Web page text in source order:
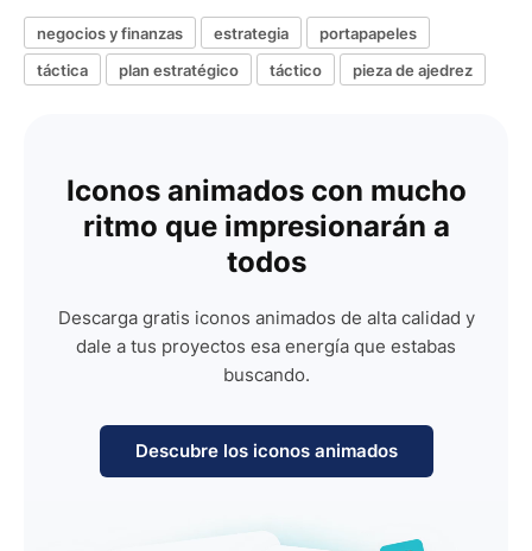
negocios y finanzas estrategia
portapapeles
táctica
plan estratégico táctico pieza de ajedrez
Iconos animados con mucho
ritmo que impresionarán a
todos
Descarga gratis iconos animados de alta calidad y
dale a tus proyectos esa energía que estabas
buscando.
Descubre los iconos animados